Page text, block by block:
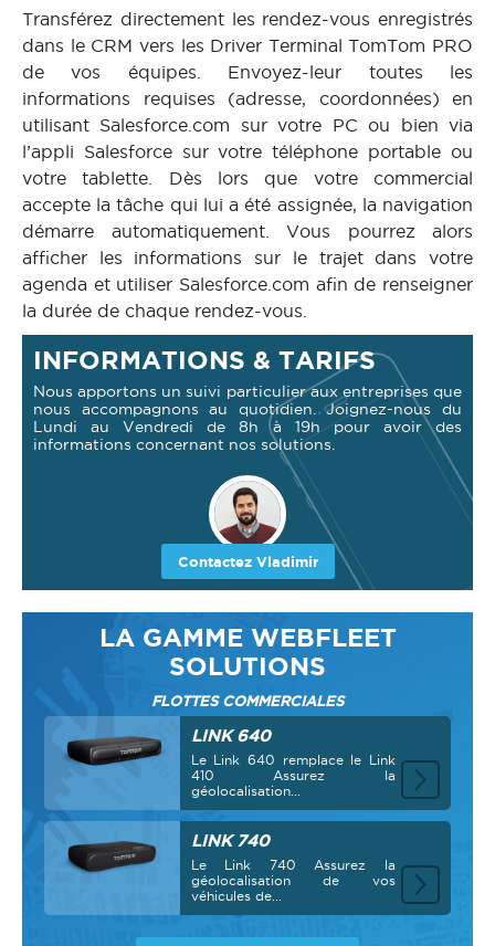
Transférez directement les rendez-vous enregistrés
dans le CRM vers les Driver Terminal TomTom PRO
de vos équipes. Envoyez-leur toutes les
informations requises (adresse, coordonnées) en
utilisant Salesforce.com sur votre PC ou bien via
l’appli Salesforce sur votre téléphone portable ou
votre tablette. Dès lors que votre commercial
accepte la tâche qui lui a été assignée, la navigation
démarre automatiquement. Vous pourrez alors
afficher les informations sur le trajet dans votre
agenda et utiliser Salesforce.com afin de renseigner
la durée de chaque rendez-vous.
INFORMATIONS & TARIFS
Nous apportons un suivi particulier aux entreprises que
nous accompagnons au quotidien. Joignez-nous du
Lundi au Vendredi de 8h à 19h pour avoir des
informations concernant nos solutions.
Contactez Vladimir
LA GAMME WEBFLEET
SOLUTIONS
FLOTTES COMMERCIALES
LINK 640
Le Link 640 remplace le Link
410 Assurez la
géolocalisation...
LINK 740
Le Link 740 Assurez la
géolocalisation de vos
véhicules de...